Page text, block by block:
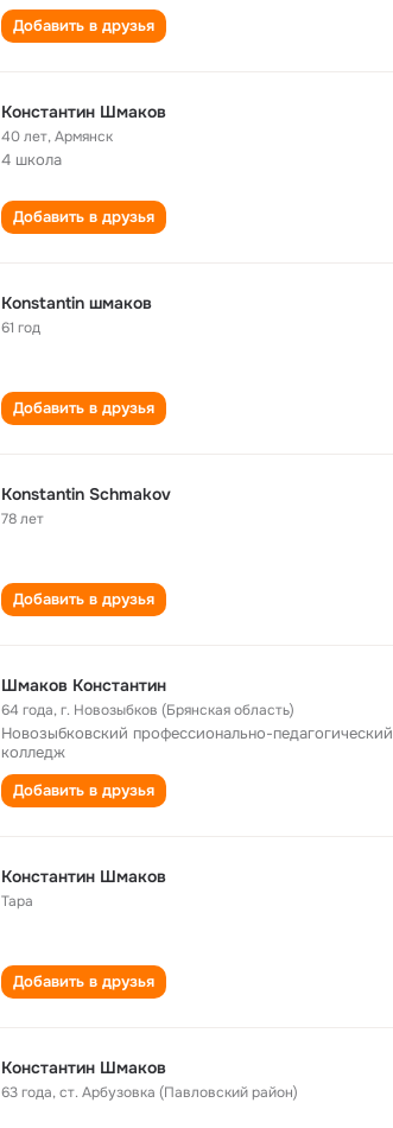
Добавить в друзья
Константин Шмаков
40 лет,Армянск
4 школа
Добавить в друзья
Konstantin шмаков
61 год
Добавить в друзья
Konstantin Schmakov
78 лет
Добавить в друзья
Шмаков Константин
64 года,г. Новозыбков (Брянская область)
Новозыбковский профессионально-педагогический
колледж
Добавить в друзья
Константин Шмаков
Тара
Добавить в друзья
Константин Шмаков
63 года,ст. Арбузовка (Павловский район)